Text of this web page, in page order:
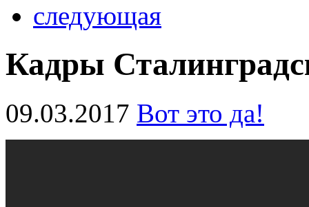
следующая
Кадры
09.03.2017 Вот это да!